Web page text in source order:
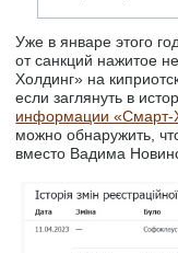
Уже в январе этого
от санкций нажитое
Холдинг» на
если заглянуть в
информации «Смарт-
можно обнаружить,
вместо Вадима